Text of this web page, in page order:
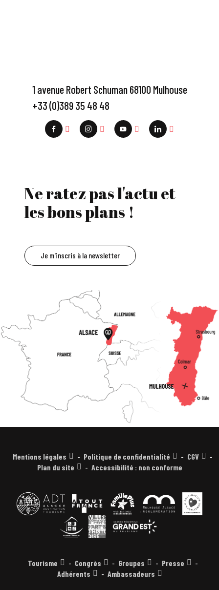
1 avenue Robert Schuman 68100 Mulhouse
+33 (0)389 35 48 48
Ne ratez pas l'actu et
les bons plans !
Je m'inscris à la newsletter
Mentions légales Politique de confidentialité
CGV
Plan du site
Accessibilité : non conforme
Tourisme Congrès Groupes
Presse
Adhérents
Ambassadeurs